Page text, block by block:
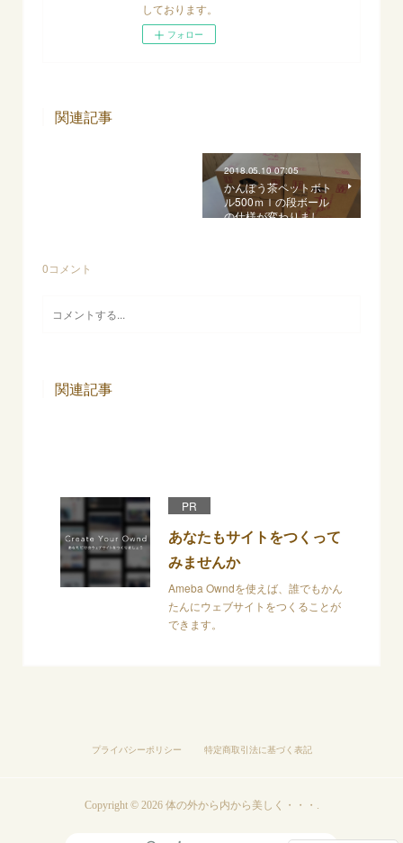
しております。
フォロー
関連記事
2018.05.10 07:05
かんぽう茶ペットボト
ル500ｍｌの段ボール
の仕様が変わりまし…
0コメント
関連記事
PR
あなたもサイトをつくって
みませんか
Ameba Owndを使えば、誰でもかん
たんにウェブサイトをつくることが
できます。
プライバシーポリシー 特定商取引法に基づく表記
Copyright © 2026 体の外から内から美しく・・・ .